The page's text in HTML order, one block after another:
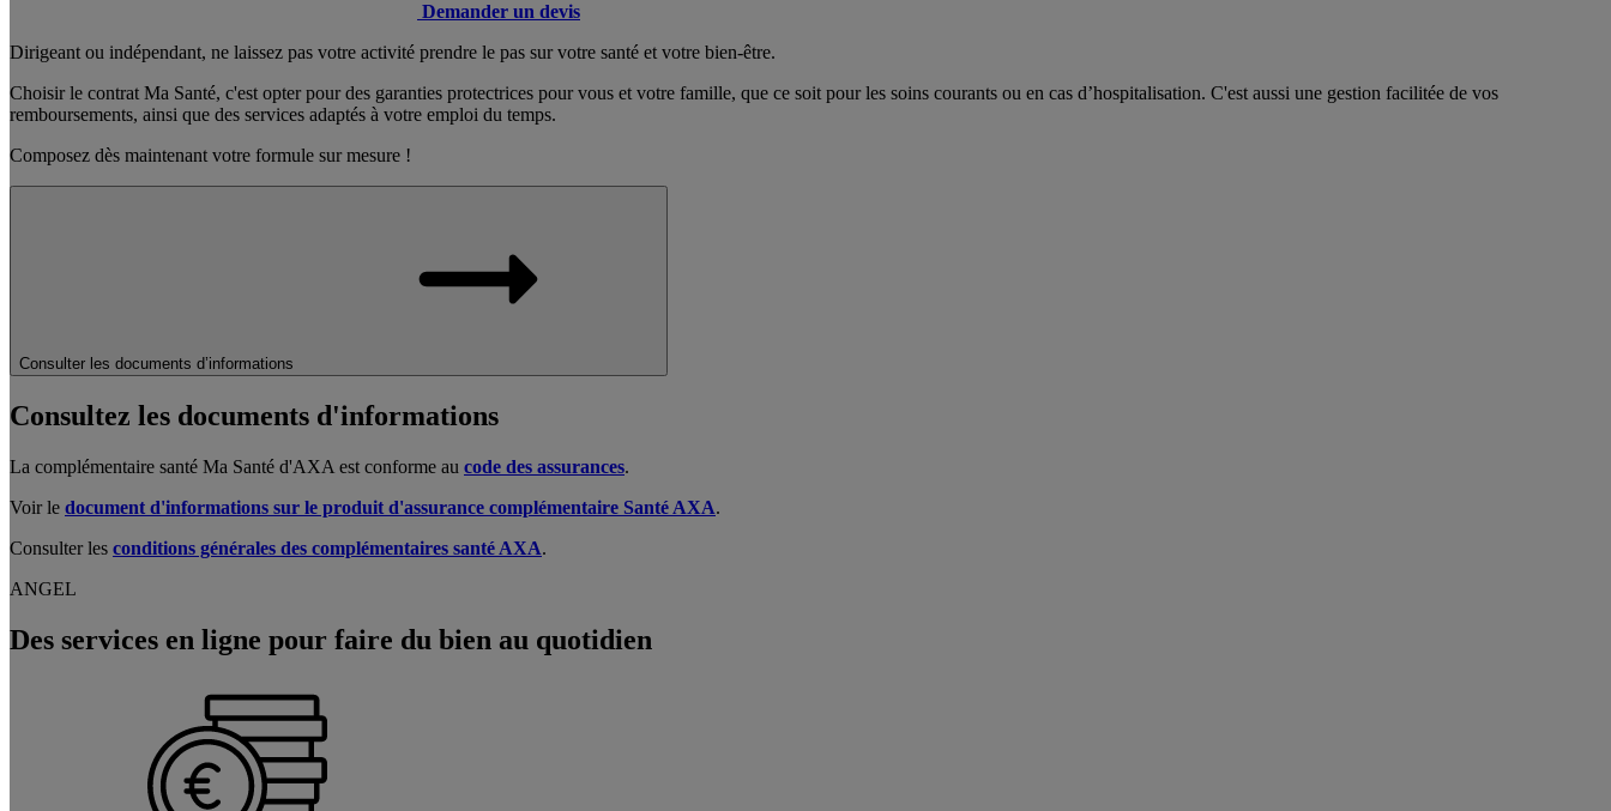
Demander un devis
Dirigeant ou indépendant, ne laissez pas votre activité prendre le pas sur votre santé et votre bien-être.
Choisir le contrat Ma Santé, c'est opter pour des garanties protectrices pour vous et votre famille, que ce soit pour les soins courants ou en cas d’hospitalisation. C'est aussi une gestion facilitée de vos
remboursements, ainsi que des services adaptés à votre emploi du temps.
Composez dès maintenant votre formule sur mesure !
Consulter les documents d’informations
Consultez les documents d'informations
La complémentaire santé Ma Santé d'AXA est conforme au code des assurances.
Voir le document d'informations sur le produit d'assurance complémentaire Santé AXA.
Consulter les conditions générales des complémentaires santé AXA.
ANGEL
Des services en ligne pour faire du bien au quotidien